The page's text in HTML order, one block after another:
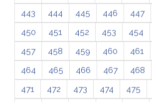
443 444 445 446 447
450
451 452 453 454
457
458 459 460 461
464
465 466 467 468
471
472 473 474 475